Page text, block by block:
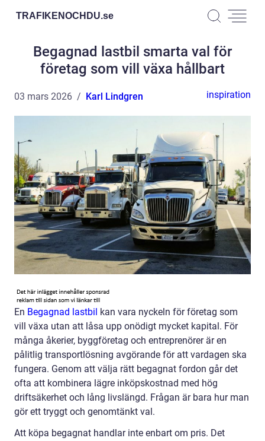
TRAFIKENOCHDU.se
Begagnad lastbil smarta val för
företag som vill växa hållbart
03 mars 2026 Karl Lindgren inspiration
En Begagnad lastbil kan vara nyckeln för företag som
vill växa utan att låsa upp onödigt mycket kapital. För
många åkerier, byggföretag och entreprenörer är en
pålitlig transportlösning avgörande för att vardagen ska
fungera. Genom att välja rätt begagnat fordon går det
ofta att kombinera lägre inköpskostnad med hög
driftsäkerhet och lång livslängd. Frågan är bara hur man
gör ett tryggt och genomtänkt val.
Att köpa begagnat handlar inte enbart om pris. Det